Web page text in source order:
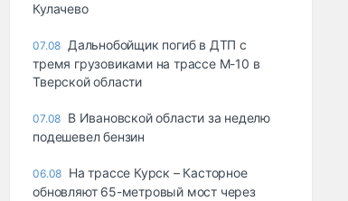
Кулачево
07.08 Дальнобойщик погиб в ДТП с
тремя грузовиками на трассе М-10 в
Тверской области
07.08 В Ивановской области за неделю
подешевел бензин
06.08 На трассе Курск – Касторное
обновляют 65-метровый мост через